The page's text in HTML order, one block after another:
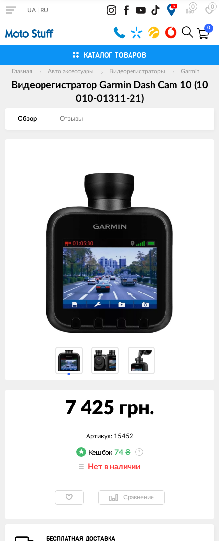
0 0
UA RU
0
КАТАЛОГ ТОВАРОВ
Главная Авто аксессуары Видеорегистраторы Garmin
Видеорегистратор Garmin Dash Cam 10 (10
010-01311-21)
Обзор Отзывы
7 425 грн.
Артикул: 15452
Кешбэк 74₴ ?
Нет в наличии
Сравнение
БЕСПЛАТНАЯ ДОСТАВКА